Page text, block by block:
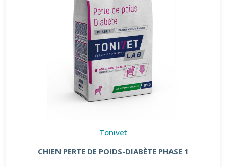
Tonivet
CHIEN PERTE DE POIDS-DIABÈTE PHASE 1